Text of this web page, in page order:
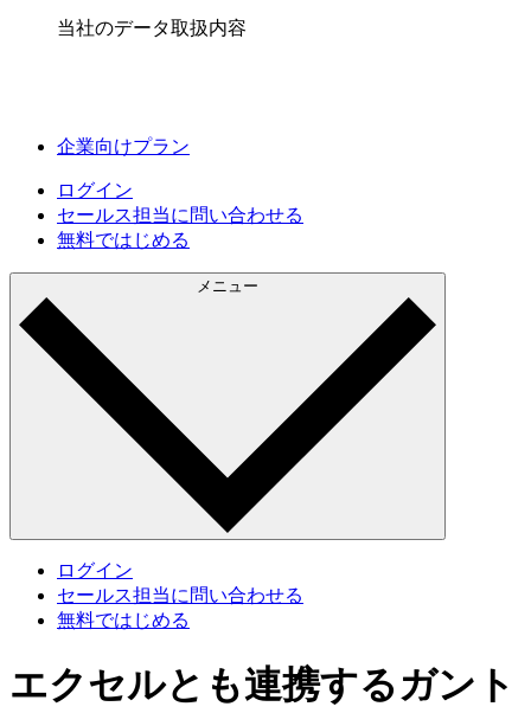
当社のデータ取扱内容
企業向けプラン
ログイン
セールス担当に問い合わせる
無料ではじめる
メニュー
ログイン
セールス担当に問い合わせる
無料ではじめる
エクセルとも連携するガント